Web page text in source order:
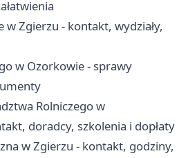
Zgierzu - kontakt, wydziały,
w Ozorkowie - sprawy
Rolniczego w
doradcy, szkolenia i dopłaty
w Zgierzu - kontakt, godziny,